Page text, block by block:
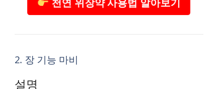
2. 장 기능 마비
설명